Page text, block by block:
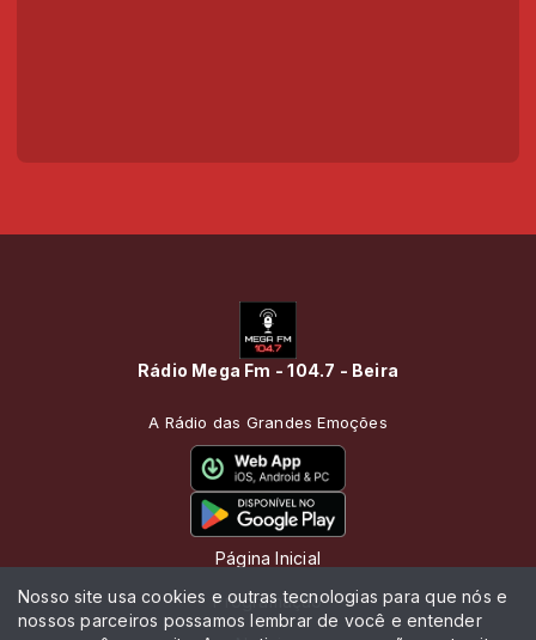
Rádio Mega Fm - 104.7 - Beira
A Rádio das Grandes Emoções
Página Inicial
Programação
Nosso site usa cookies e outras tecnologias para que nós e
nossos parceiros possamos lembrar de você e entender